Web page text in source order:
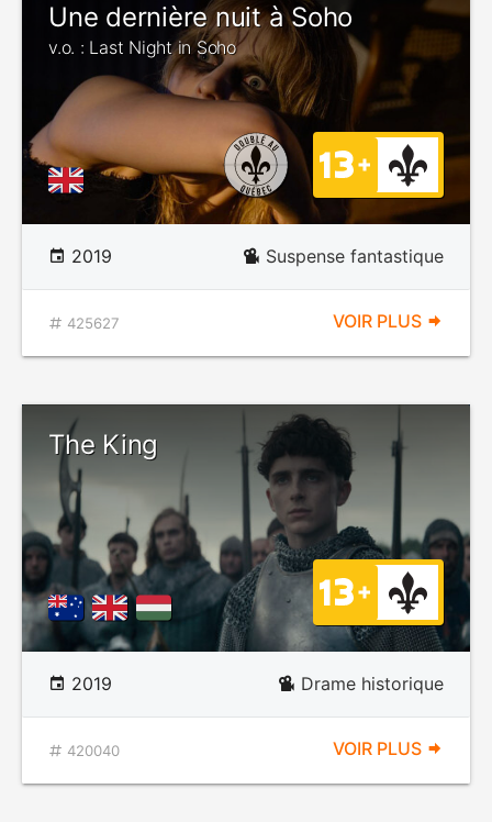
Une dernière nuit à Soho
v.o. : Last Night in Soho
2019 Suspense fantastique
425627 VOIR PLUS
The King
2019 Drame historique
420040 VOIR PLUS